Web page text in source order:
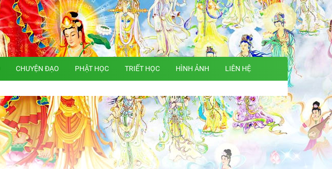
CHUYỆN ĐẠO PHẬT HỌC TRIẾT HỌC HÌNH ẢNH LIÊN HỆ